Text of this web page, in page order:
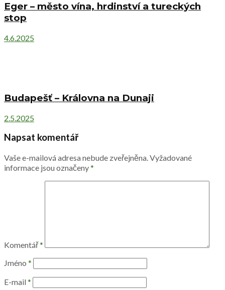
Eger – město vína, hrdinství a tureckých
stop
4.6.2025
Budapešť – Královna na Dunaji
2.5.2025
Napsat komentář
Vaše e-mailová adresa nebude zveřejněna.Vyžadované
informace jsou označeny*
Komentář*
Jméno *
E-mail *